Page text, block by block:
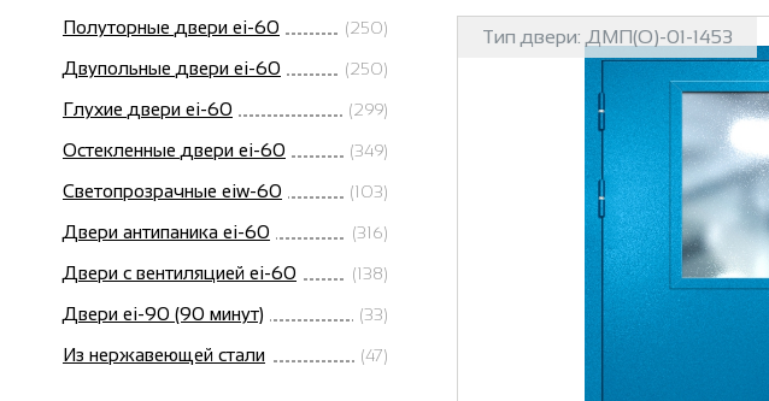
Полуторные двери ei-60 (250)
Двупольные двери ei-60 (250)
Глухие двери ei-60 (299)
Остекленные двери ei-60 (349)
Светопрозрачные eiw-60 (103)
Двери антипаника ei-60 (316)
Двери с вентиляцией ei-60 (138)
Двери ei-90 (90 минут) (33)
Из нержавеющей стали (47)
Тип двери: ДМП(О)-01-1453